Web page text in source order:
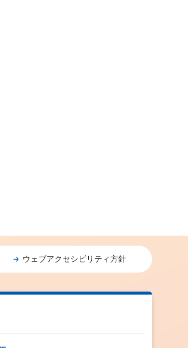
ウェブアクセシビリティ方針